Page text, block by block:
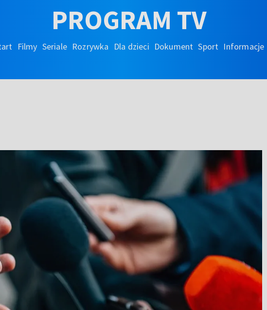
PROGRAM TV
Filmy Seriale Rozrywka Dla dzieci Dokument Sport Informacje